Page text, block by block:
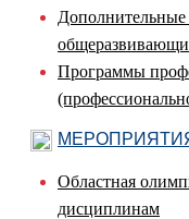
Дополнительные
Программы
Областная
дисциплинам